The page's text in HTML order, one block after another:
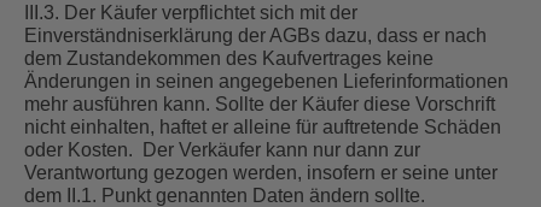
III.3. Der Käufer verpflichtet sich mit der
Einverständniserklärung der AGBs dazu, dass er nach
dem Zustandekommen des Kaufvertrages keine
Änderungen in seinen angegebenen Lieferinformationen
mehr ausführen kann. Sollte der Käufer diese Vorschrift
nicht einhalten, haftet er alleine für auftretende Schäden
oder Kosten. Der Verkäufer kann nur dann zur
Verantwortung gezogen werden, insofern er seine unter
dem II.1. Punkt genannten Daten ändern sollte.